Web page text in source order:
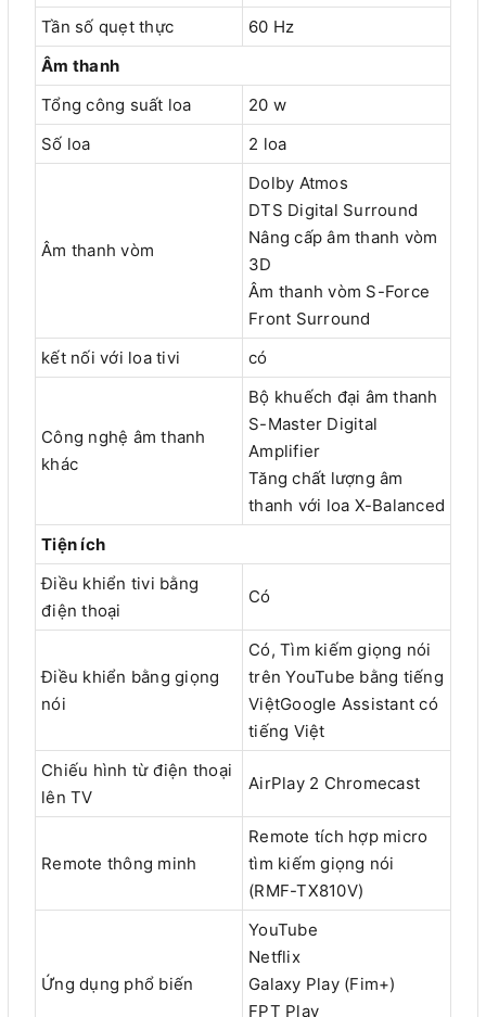
Tần số quẹt thực
60 Hz
Âm thanh
Tổng công suất loa
20 w
Số loa
2 loa
Âm thanh vòm
Dolby Atmos
DTS Digital Surround
Nâng cấp âm thanh vòm
3D
Âm thanh vòm S-Force
Front Surround
kết nối với loa tivi
có
Công nghệ âm thanh
khác
Bộ khuếch đại âm thanh
S-Master Digital
Amplifier
Tăng chất lượng âm
thanh với loa X-Balanced
Tiện ích
Điều khiển tivi bằng
điện thoại
Có
Điều khiển bằng giọng
nói
Có, Tìm kiếm giọng nói
trên YouTube bằng tiếng
ViệtGoogle Assistant có
tiếng Việt
Chiếu hình từ điện thoại
lên TV
AirPlay 2 Chromecast
Remote thông minh
Remote tích hợp micro
tìm kiếm giọng nói
(RMF-TX810V)
Ứng dụng phổ biến
YouTube
Netflix
Galaxy Play (Fim+)
FPT Play